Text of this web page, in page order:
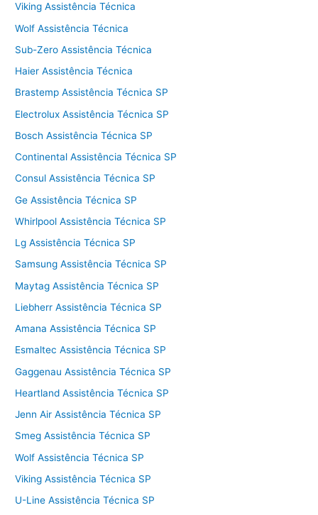
Viking Assistência Técnica
Wolf Assistência Técnica
Sub-Zero Assistência Técnica
Haier Assistência Técnica
Brastemp Assistência Técnica SP
Electrolux Assistência Técnica SP
Bosch Assistência Técnica SP
Continental Assistência Técnica SP
Consul Assistência Técnica SP
Ge Assistência Técnica SP
Whirlpool Assistência Técnica SP
Lg Assistência Técnica SP
Samsung Assistência Técnica SP
Maytag Assistência Técnica SP
Liebherr Assistência Técnica SP
Amana Assistência Técnica SP
Esmaltec Assistência Técnica SP
Gaggenau Assistência Técnica SP
Heartland Assistência Técnica SP
Jenn Air Assistência Técnica SP
Smeg Assistência Técnica SP
Wolf Assistência Técnica SP
Viking Assistência Técnica SP
U-Line Assistência Técnica SP